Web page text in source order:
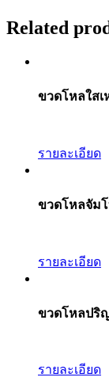
Related
ขวดโหลใสเ
รายละเอียด
ขวดโหลจัมโ
รายละเอียด
ขวดโหลปริ
รายละเอียด